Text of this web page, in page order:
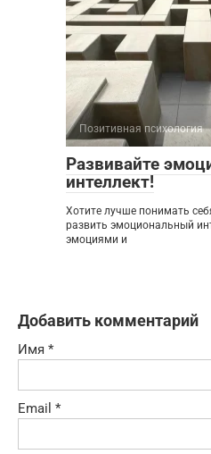
Позитивная психология
Развивайте
интеллект!
Хотите лучше понимать
развить эмоциональный
эмоциями и
Добавить комментарий
Имя *
Email *